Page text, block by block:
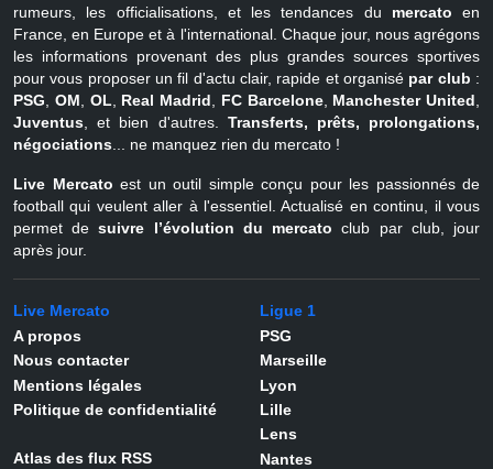
rumeurs, les officialisations, et les tendances du mercato en
France, en Europe et à l'international. Chaque jour, nous agrégons
les informations provenant des plus grandes sources sportives
pour vous proposer un fil d'actu clair, rapide et organisé par club :
PSG
OM OL Real Madrid FC Barcelone, Manchester United
Juventus , et bien d'autres. Transferts, prêts, prolongations,
négociations ... ne manquez rien du mercato !
Live Mercato est un outil simple conçu pour les passionnés de
football qui veulent aller à l'essentiel. Actualisé en continu, il vous
permet desuivre l’évolution du mercato club par club, jour
après jour.
Live Mercato
A propos
Nous contacter
Mentions légales
Politique de confidentialité
Atlas des flux RSS
Ligue 1
PSG
Marseille
Lyon
Lille
Lens
Nantes